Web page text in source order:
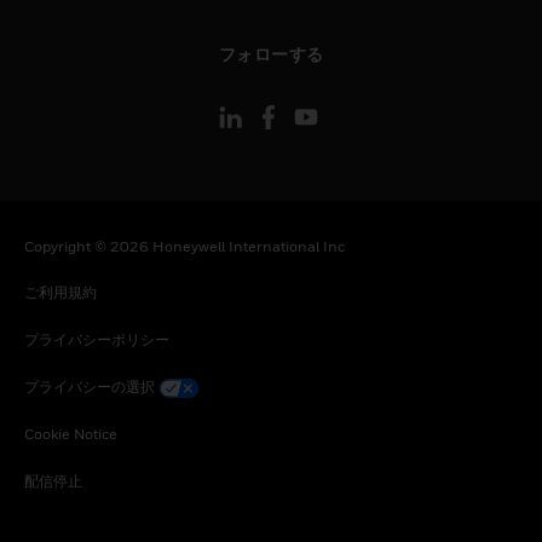
フォローする
Copyright © 2026 Honeywell International Inc
ご利用規約
プライバシーポリシー
プライバシーの選択
Cookie Notice
配信停止